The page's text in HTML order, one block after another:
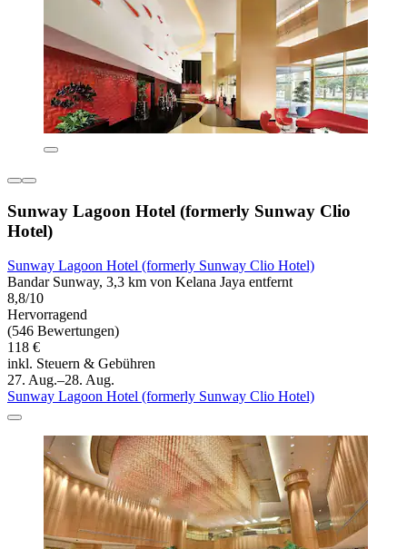
Sunway Lagoon Hotel (formerly Sunway Clio
Hotel)
Sunway Lagoon Hotel (formerly Sunway Clio Hotel)
Bandar Sunway, 3,3 km von Kelana Jaya entfernt
8,8/10
Hervorragend
(546 Bewertungen)
118 €
inkl. Steuern & Gebühren
27. Aug.–28. Aug.
Sunway Lagoon Hotel (formerly Sunway Clio Hotel)